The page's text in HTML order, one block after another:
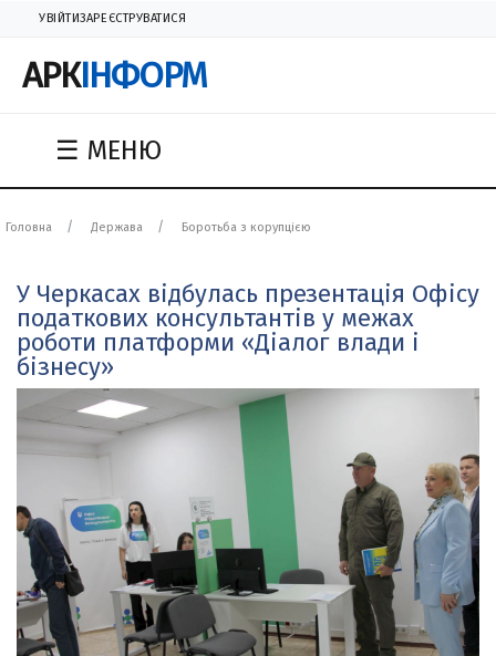
УВІЙТИЗАРЕЄСТРУВАТИСЯ
АРКІНФОРМ
☰ МЕНЮ
Головна Держава Боротьба з корупцією
У Черкасах відбулась презентація Офісу
податкових консультантів у межах
роботи платформи «Діалог влади і
бізнесу»